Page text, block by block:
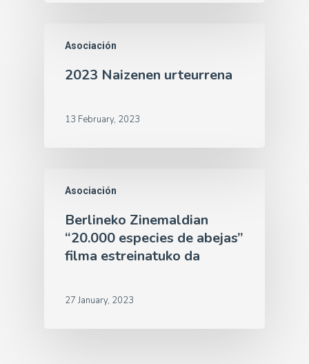
Asociación
2023 Naizenen urteurrena
13 February, 2023
Asociación
Berlineko Zinemaldian
“20.000 especies de abejas”
filma estreinatuko da
27 January, 2023